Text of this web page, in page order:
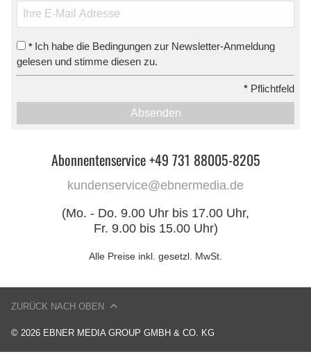
* Ich habe die Bedingungen zur Newsletter-Anmeldung
gelesen und stimme diesen zu.
* Pflichtfeld
Absenden
Abonnentenservice +49 731 88005-8205
kundenservice@ebnermedia.de
(Mo. - Do. 9.00 Uhr bis 17.00 Uhr,
Fr. 9.00 bis 15.00 Uhr)
Alle Preise inkl. gesetzl. MwSt.
© 2026 EBNER MEDIA GROUP GMBH & CO. KG
ZURÜCK NACH OBEN